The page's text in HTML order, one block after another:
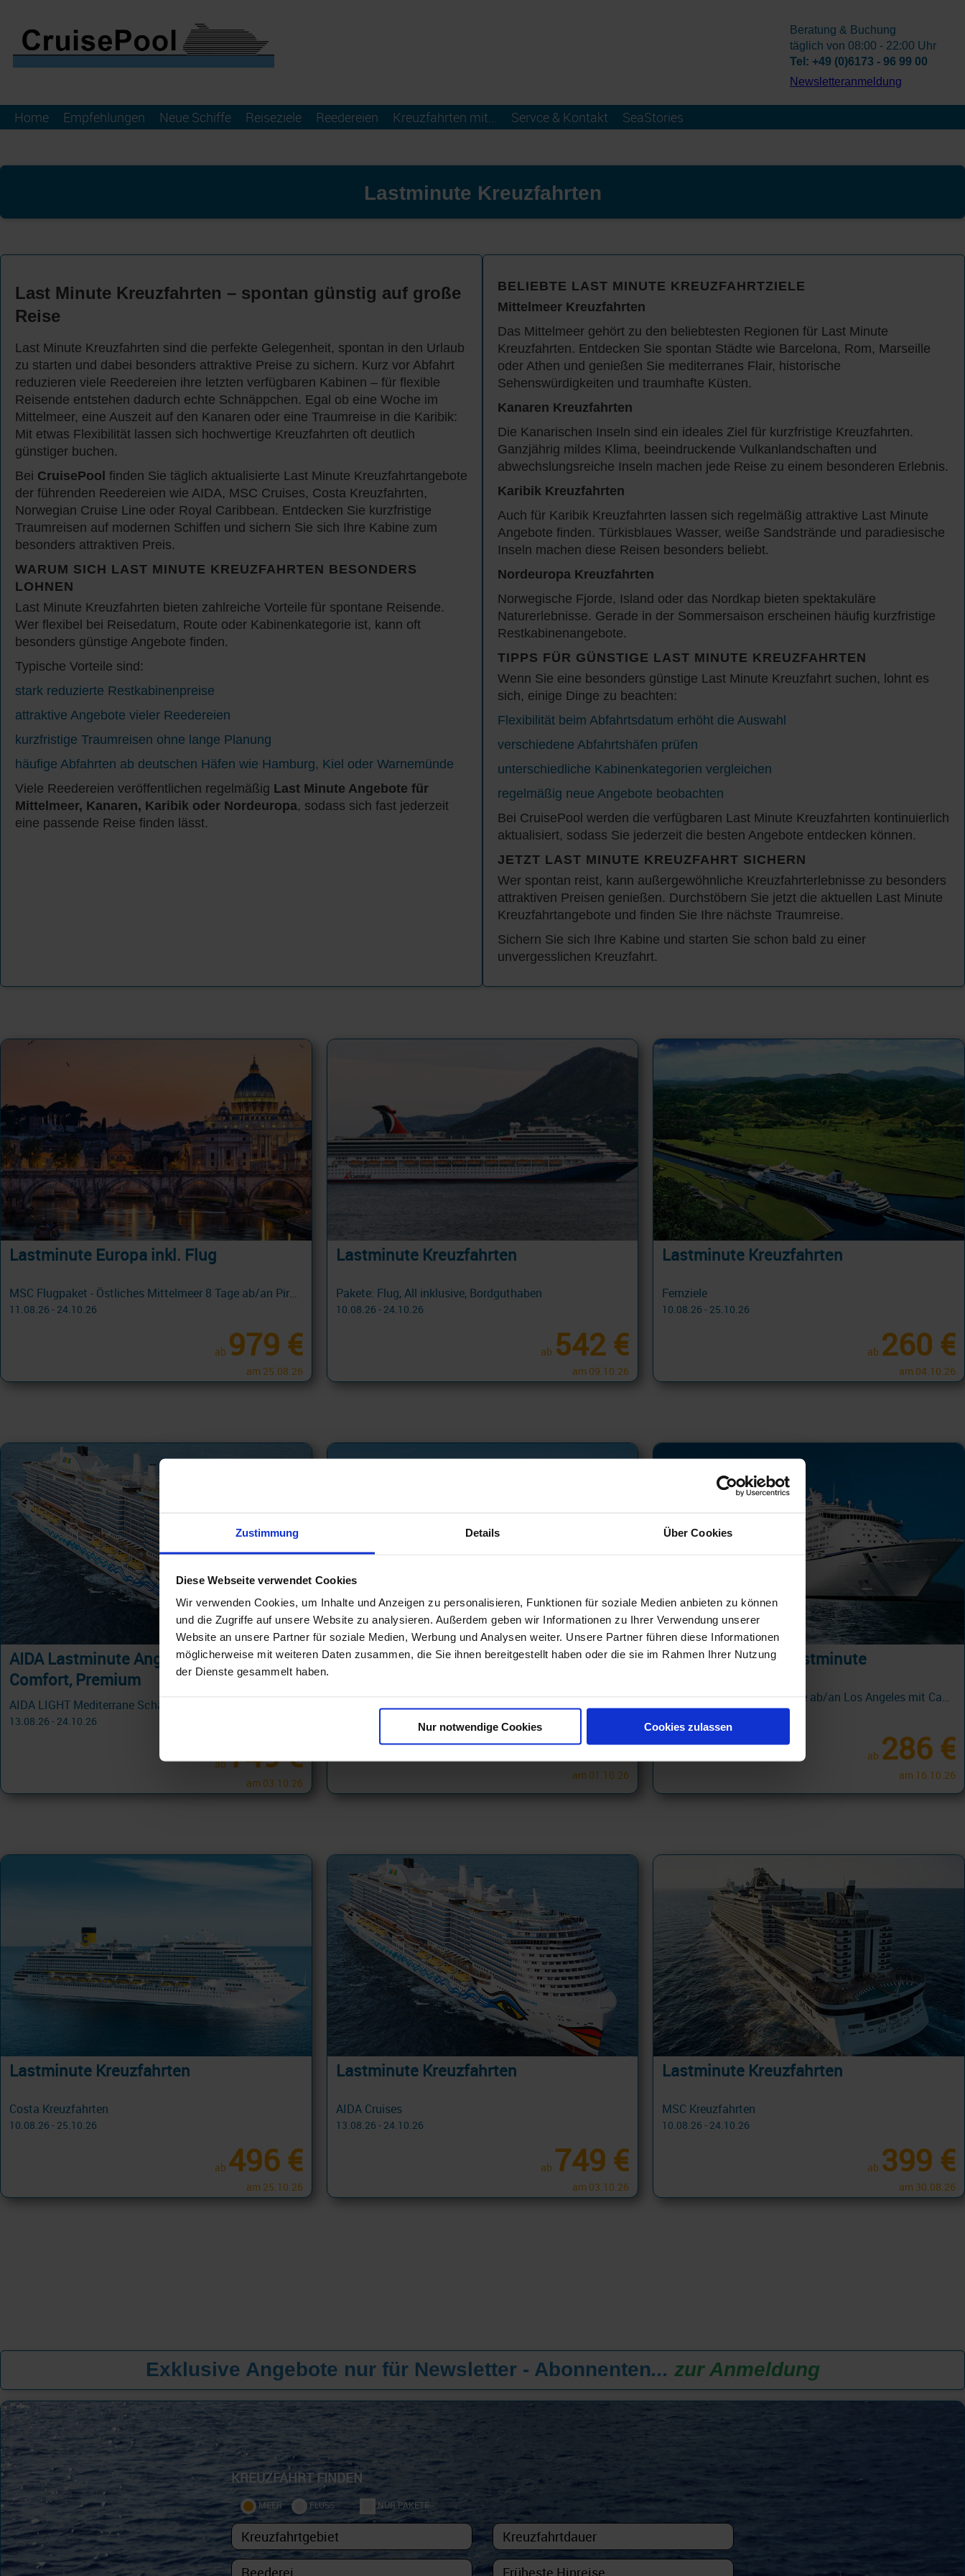
Zustimmung Details Über Cookies
Diese Webseite verwendet Cookies
Wir verwenden Cookies, um Inhalte und Anzeigen zu personalisieren, Funktionen für soziale Medien anbieten zu können
und die Zugriffe auf unsere Website zu analysieren. Außerdem geben wir Informationen zu Ihrer Verwendung unserer
Website an unsere Partner für soziale Medien, Werbung und Analysen weiter. Unsere Partner führen diese Informationen
möglicherweise mit weiteren Daten zusammen, die Sie ihnen bereitgestellt haben oder die sie im Rahmen Ihrer Nutzung
der Dienste gesammelt haben.
Nur notwendige Cookies Cookies zulassen
Home Empfehlungen Neue Schiffe Reiseziele Reedereien Kreuzfahrten mit... Servce & Kontakt SeaStories
Beratung & Buchung
täglich von 08:00 - 22:00 Uhr
Tel: +49 (0)6173 - 96 99 00
­Newsletteranmeldung
Lastminute Kreuzfahrten
Last Minute Kreuzfahrten – spontan günstig auf große
Reise
Last Minute Kreuzfahrten sind die perfekte Gelegenheit, spontan in den Urlaub
zu starten und dabei besonders attraktive Preise zu sichern. Kurz vor Abfahrt
reduzieren viele Reedereien ihre letzten verfügbaren Kabinen – für flexible
Reisende entstehen dadurch echte Schnäppchen. Egal ob eine Woche im
Mittelmeer, eine Auszeit auf den Kanaren oder eine Traumreise in die Karibik:
Mit etwas Flexibilität lassen sich hochwertige Kreuzfahrten oft deutlich
günstiger buchen.
Bei CruisePool finden Sie täglich aktualisierte Last Minute Kreuzfahrtangebote
der führenden Reedereien wie AIDA, MSC Cruises, Costa Kreuzfahrten,
Norwegian Cruise Line oder Royal Caribbean. Entdecken Sie kurzfristige
Traumreisen auf modernen Schiffen und sichern Sie sich Ihre Kabine zum
besonders attraktiven Preis.
WARUM SICH LAST MINUTE KREUZFAHRTEN BESONDERS
LOHNEN
Last Minute Kreuzfahrten bieten zahlreiche Vorteile für spontane Reisende.
Wer flexibel bei Reisedatum, Route oder Kabinenkategorie ist, kann oft
besonders günstige Angebote finden.
Typische Vorteile sind:
stark reduzierte Restkabinenpreise
attraktive Angebote vieler Reedereien
kurzfristige Traumreisen ohne lange Planung
häufige Abfahrten ab deutschen Häfen wie Hamburg, Kiel oder Warnemünde
Viele Reedereien veröffentlichen regelmäßig Last Minute Angebote für
Mittelmeer, Kanaren, Karibik oder Nordeuropa, sodass sich fast jederzeit
eine passende Reise finden lässt.
BELIEBTE LAST MINUTE KREUZFAHRTZIELE
Mittelmeer Kreuzfahrten
Das Mittelmeer gehört zu den beliebtesten Regionen für Last Minute
Kreuzfahrten. Entdecken Sie spontan Städte wie Barcelona, Rom, Marseille
oder Athen und genießen Sie mediterranes Flair, historische
Sehenswürdigkeiten und traumhafte Küsten.
Kanaren Kreuzfahrten
Die Kanarischen Inseln sind ein ideales Ziel für kurzfristige Kreuzfahrten.
Ganzjährig mildes Klima, beeindruckende Vulkanlandschaften und
abwechslungsreiche Inseln machen jede Reise zu einem besonderen Erlebnis.
Karibik Kreuzfahrten
Auch für Karibik Kreuzfahrten lassen sich regelmäßig attraktive Last Minute
Angebote finden. Türkisblaues Wasser, weiße Sandstrände und paradiesische
Inseln machen diese Reisen besonders beliebt.
Nordeuropa Kreuzfahrten
Norwegische Fjorde, Island oder das Nordkap bieten spektakuläre
Naturerlebnisse. Gerade in der Sommersaison erscheinen häufig kurzfristige
Restkabinenangebote.
TIPPS FÜR GÜNSTIGE LAST MINUTE KREUZFAHRTEN
Wenn Sie eine besonders günstige Last Minute Kreuzfahrt suchen, lohnt es
sich, einige Dinge zu beachten:
Flexibilität beim Abfahrtsdatum erhöht die Auswahl
verschiedene Abfahrtshäfen prüfen
unterschiedliche Kabinenkategorien vergleichen
regelmäßig neue Angebote beobachten
Bei CruisePool werden die verfügbaren Last Minute Kreuzfahrten kontinuierlich
aktualisiert, sodass Sie jederzeit die besten Angebote entdecken können.
JETZT LAST MINUTE KREUZFAHRT SICHERN
Wer spontan reist, kann außergewöhnliche Kreuzfahrterlebnisse zu besonders
attraktiven Preisen genießen. Durchstöbern Sie jetzt die aktuellen Last Minute
Kreuzfahrtangebote und finden Sie Ihre nächste Traumreise.
Sichern Sie sich Ihre Kabine und starten Sie schon bald zu einer
unvergesslichen Kreuzfahrt.
Lastminute Europa inkl. Flug
MSC Flugpaket - Östliches Mittelmeer 8 Tage ab/an Piräus, Athen - LAST MINUTE SALE FLUG mit Cashback
11.08.26 - 24.10.26
ab 979 €
am 25.08.26
Lastminute Kreuzfahrten
Pakete: Flug, All inklusive, Bordguthaben
10.08.26 - 24.10.26
ab 542 €
am 09.10.26
Lastminute Kreuzfahrten
Fernziele
10.08.26 - 25.10.26
ab 260 €
am 04.10.26
AIDA Lastminute Angebote in Light,
Comfort, Premium
13.08.26 - 24.10.26
ab749 €
am 03.10.26
NCL TOP Lastminute Specials
10.08.26 - 24.10.26
445 €
am 01.10.26
Royal Caribbean Lastminute
Mexikanische Riviera 7 Tage ab/an Los Angeles mit Cashback
ab 286 €
am 16.10.26
Lastminute Kreuzfahrten
Costa Kreuzfahrten
10.08.26 - 25.10.26
ab 496 €
am 25.10.26
Lastminute Kreuzfahrten
AIDA Cruises
13.08.26 - 24.10.26
ab 749 €
am 03.10.26
Lastminute Kreuzfahrten
MSC Kreuzfahrten
10.08.26 - 24.10.26
ab 399 €
am 30.08.26
Exklusive Angebote nur für Newsletter - Abonnenten... zur Anmeldung
KREUZFAHRT FINDEN
MEER FLUSS NUR PAKETE